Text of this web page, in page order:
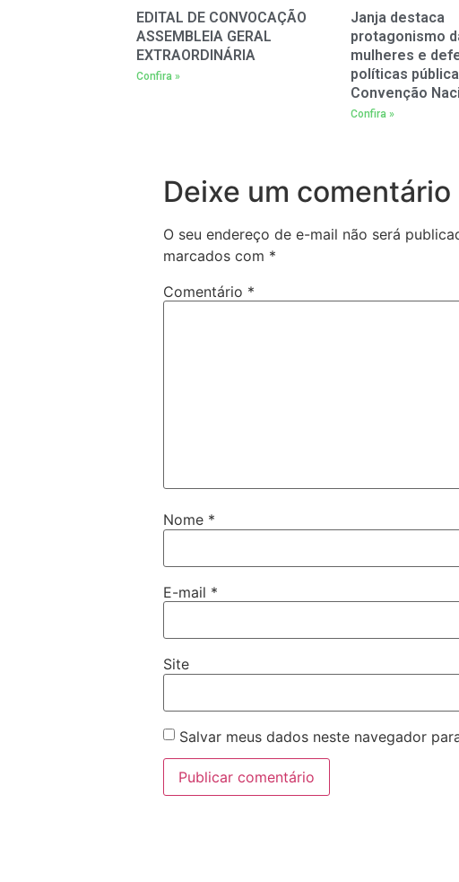
EDITAL DE CONVOCAÇÃO
ASSEMBLEIA GERAL
EXTRAORDINÁRIA
Confira »
Janja destaca
protagonismo
mulheres e
políticas
Convenção
Confira »
Deixe um comentário
O seu endereço de e-mail não será
marcados com *
Comentário *
Nome *
E-mail *
Site
Salvar meus dados neste navegador